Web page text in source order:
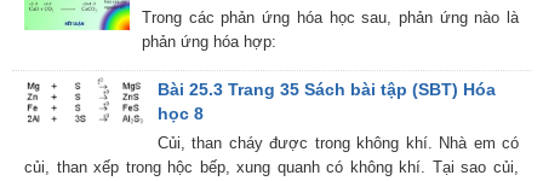
Trong các phản ứng hóa học sau, phản ứng nào là
phản ứng hóa hợp:
Bài 25.3 Trang 35 Sách bài tập (SBT) Hóa
học 8
Củi, than cháy được trong không khí. Nhà em có
củi, than xếp trong hộc bếp, xung quanh có không khí. Tại sao củi,